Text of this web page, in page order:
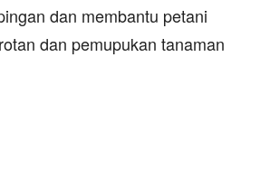
dan membantu petani
dan pemupukan tanaman